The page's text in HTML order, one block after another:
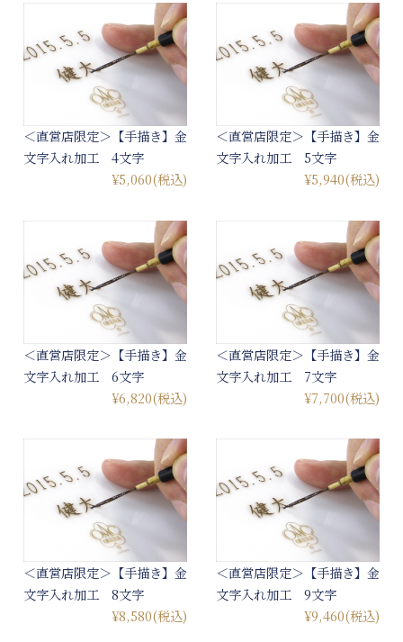
＜直営店限定＞【手描き】金
文字入れ加工 4文字
¥5,060(税込)
＜直営店限定＞【手描き】金
文字入れ加工 5文字
¥5,940(税込)
＜直営店限定＞【手描き】金
文字入れ加工 6文字
¥6,820(税込)
＜直営店限定＞【手描き】金
文字入れ加工 7文字
¥7,700(税込)
＜直営店限定＞【手描き】金
文字入れ加工 8文字
¥8,580(税込)
＜直営店限定＞【手描き】金
文字入れ加工 9文字
¥9,460(税込)